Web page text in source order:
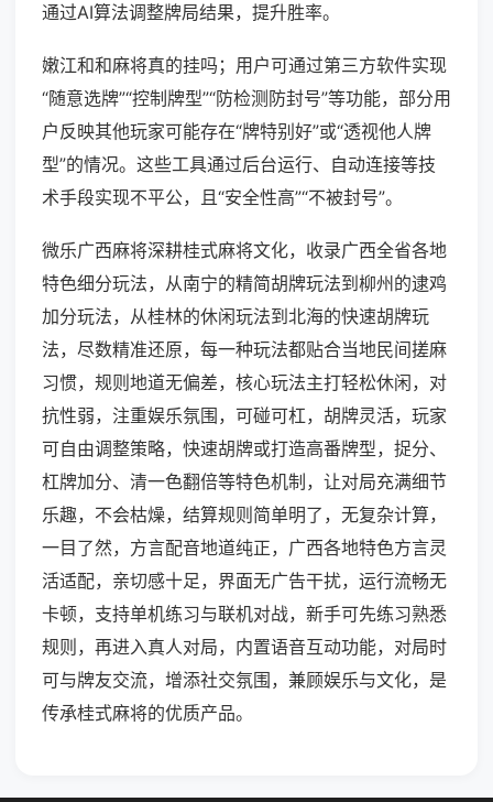
通过AI算法调整牌局结果，提升胜率。
嫩江和和麻将真的挂吗；用户可通过第三方软件实现
“随意选牌”“控制牌型”“防检测防封号”等功能，部分用
户反映其他玩家可能存在“牌特别好”或“透视他人牌
型”的情况。这些工具通过后台运行、自动连接等技
术手段实现不平公，且“安全性高”“不被封号”。
微乐广西麻将深耕桂式麻将文化，收录广西全省各地
特色细分玩法，从南宁的精简胡牌玩法到柳州的逮鸡
加分玩法，从桂林的休闲玩法到北海的快速胡牌玩
法，尽数精准还原，每一种玩法都贴合当地民间搓麻
习惯，规则地道无偏差，核心玩法主打轻松休闲，对
抗性弱，注重娱乐氛围，可碰可杠，胡牌灵活，玩家
可自由调整策略，快速胡牌或打造高番牌型，捉分、
杠牌加分、清一色翻倍等特色机制，让对局充满细节
乐趣，不会枯燥，结算规则简单明了，无复杂计算，
一目了然，方言配音地道纯正，广西各地特色方言灵
活适配，亲切感十足，界面无广告干扰，运行流畅无
卡顿，支持单机练习与联机对战，新手可先练习熟悉
规则，再进入真人对局，内置语音互动功能，对局时
可与牌友交流，增添社交氛围，兼顾娱乐与文化，是
传承桂式麻将的优质产品。